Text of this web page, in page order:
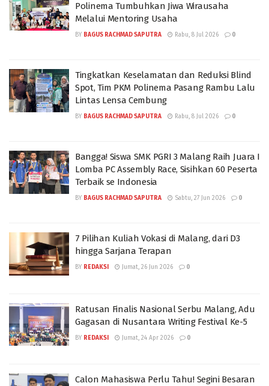
Polinema Tumbuhkan Jiwa Wirausaha
Melalui Mentoring Usaha
BY BAGUS RACHMAD SAPUTRA Rabu, 8 Jul 2026 0
Tingkatkan Keselamatan dan Reduksi Blind
Spot, Tim PKM Polinema Pasang Rambu Lalu
Lintas Lensa Cembung
BY BAGUS RACHMAD SAPUTRA Rabu, 8 Jul 2026 0
Bangga! Siswa SMK PGRI 3 Malang Raih Juara I
Lomba PC Assembly Race, Sisihkan 60 Peserta
Terbaik se Indonesia
BY BAGUS RACHMAD SAPUTRA Sabtu, 27 Jun 2026 0
7 Pilihan Kuliah Vokasi di Malang, dari D3
hingga Sarjana Terapan
BY REDAKSI Jumat, 26 Jun 2026 0
Ratusan Finalis Nasional Serbu Malang, Adu
Gagasan di Nusantara Writing Festival Ke-5
BY REDAKSI Jumat, 24 Apr 2026 0
Calon Mahasiswa Perlu Tahu! Segini Besaran